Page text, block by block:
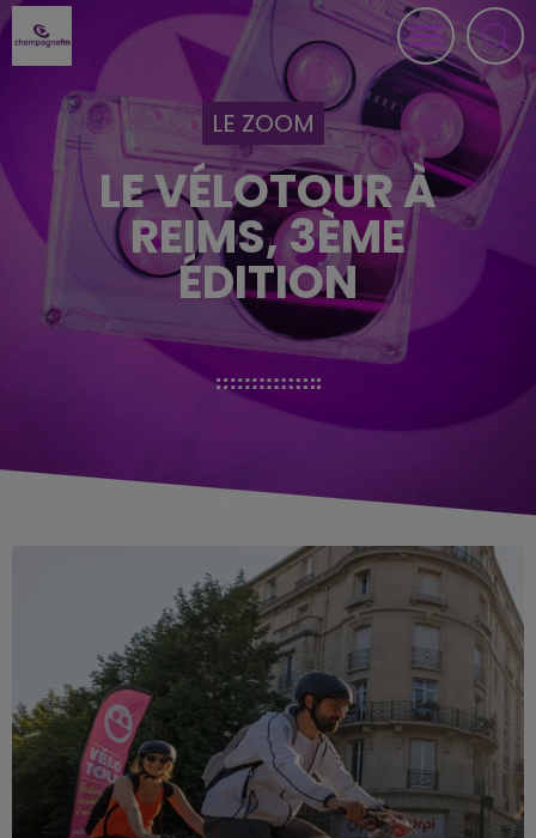
LE ZOOM
LE VÉLOTOUR À
REIMS, 3ÈME
ÉDITION